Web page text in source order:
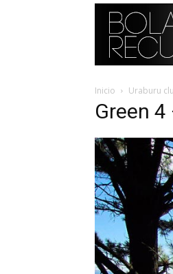
Inicio Uraburu
Green